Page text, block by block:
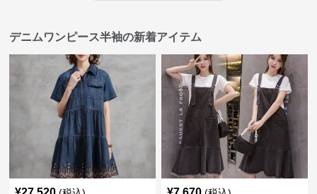
デニムワンピース半袖の新着アイテム